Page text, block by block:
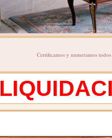
Certificamos y numeramos